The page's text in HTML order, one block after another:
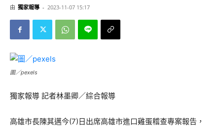
由 獨家報導 - 2023-11-07 15:17
圖／pexels
獨家報導 記者林墨卿／綜合報導
高雄市長陳其邁今(7)日出席高雄市進口雞蛋稽查專案報告，